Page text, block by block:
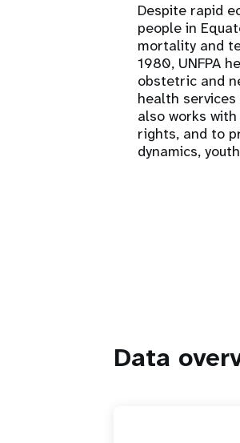
Despite rapid
people in
mortality and
1980, UNFPA
obstetric and
health services
also works
rights, and to
dynamics,
Data